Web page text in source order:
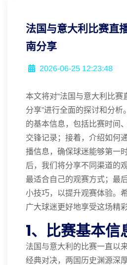
法国与意大利比赛直
南分享
2026-06-25 12:23:48
本文将对“法国与意大利比
分享”进行全面的探讨和分
的基本信息，包括比赛时间
交锋记录；接着，介绍如何
播信息，确保球迷能够第一
后，我们将分享不同渠道的
最适合自己的观赛方式；最
小技巧，以提升观赛体验。
广大球迷更好地享受这场精
1、比赛基本信
法国与意大利的比赛一直以
经典对决，两国历史渊源深